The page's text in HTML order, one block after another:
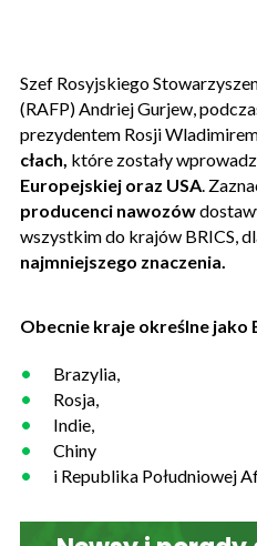
Szef Rosyjskiego
(RAFP) Andriej Gurjew,
prezydentem Rosji
cłach, które zostały
Europejskiej oraz USA.
producenci nawozów
wszystkim do krajów BRICS,
najmniejszego znaczenia.
Obecnie kraje określne jako
Brazylia,
Rosja,
Indie,
Chiny
i Republika Południowej